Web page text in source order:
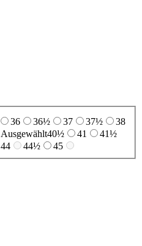
36 36½ 37 37½
38
Ausgewählt40½ 41
41½
44 44½
45